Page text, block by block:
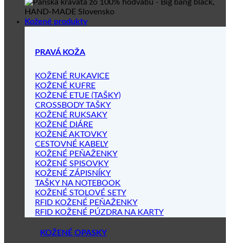
Kožené produkty
PRAVÁ KOŽA
KOŽENÉ RUKAVICE
KOŽENÉ KUFRE
KOŽENÉ ETUE (TAŠKY)
CROSSBODY TAŠKY
KOŽENÉ RUKSAKY
KOŽENÉ DIÁRE
KOŽENÉ AKTOVKY
CESTOVNÉ KABELY
KOŽENÉ PEŇAŽENKY
KOŽENÉ SPISOVKY
KOŽENÉ ZÁPISNÍKY
TAŠKY NA NOTEBOOK
KOŽENÉ STOLOVÉ SETY
RFID KOŽENÉ PEŇAŽENKY
RFID KOŽENÉ PÚZDRA NA KARTY
KOŽENÉ OPASKY